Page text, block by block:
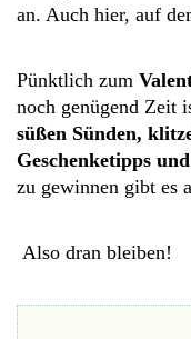
an. Auch hier, auf
Pünktlich zum
noch genügend Zeit
süßen Sünden,
Geschenketipps
zu gewinnen gibt es
Also dran bleiben!